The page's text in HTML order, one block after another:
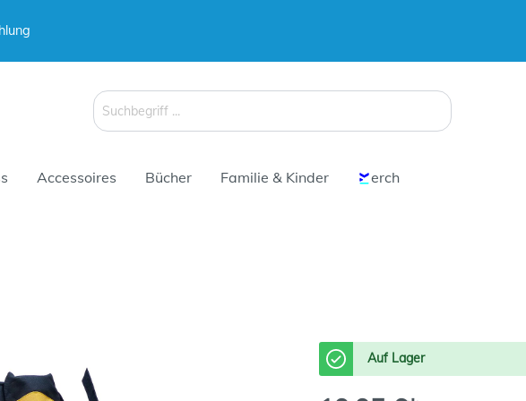
Accessoires Bücher Familie & Kinder erch
Auf Lager
Schirme